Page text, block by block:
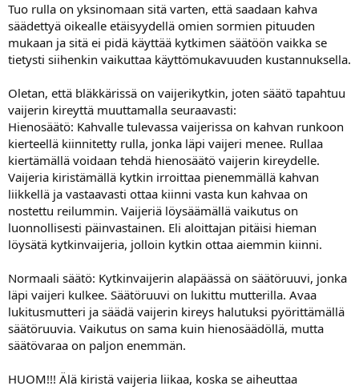
Tuo rulla on yksinomaan sitä varten, että saadaan kahva
säädettyä oikealle etäisyydellä omien sormien pituuden
mukaan ja sitä ei pidä käyttää kytkimen säätöön vaikka se
tietysti siihenkin vaikuttaa käyttömukavuuden kustannuksella.
Oletan, että bläkkärissä on vaijerikytkin, joten säätö tapahtuu
vaijerin kireyttä muuttamalla seuraavasti:
Hienosäätö: Kahvalle tulevassa vaijerissa on kahvan runkoon
kierteellä kiinnitetty rulla, jonka läpi vaijeri menee. Rullaa
kiertämällä voidaan tehdä hienosäätö vaijerin kireydelle.
Vaijeria kiristämällä kytkin irroittaa pienemmällä kahvan
liikkellä ja vastaavasti ottaa kiinni vasta kun kahvaa on
nostettu reilummin. Vaijeriä löysäämällä vaikutus on
luonnollisesti päinvastainen. Eli aloittajan pitäisi hieman
löysätä kytkinvaijeria, jolloin kytkin ottaa aiemmin kiinni.
Normaali säätö: Kytkinvaijerin alapäässä on säätöruuvi, jonka
läpi vaijeri kulkee. Säätöruuvi on lukittu mutterilla. Avaa
lukitusmutteri ja säädä vaijerin kireys halutuksi pyörittämällä
säätöruuvia. Vaikutus on sama kuin hienosäädöllä, mutta
säätövaraa on paljon enemmän.
HUOM!!! Älä kiristä vaijeria liikaa, koska se aiheuttaa